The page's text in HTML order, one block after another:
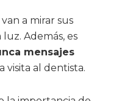
a mirar sus
Además, es
mensajes
visita al dentista.